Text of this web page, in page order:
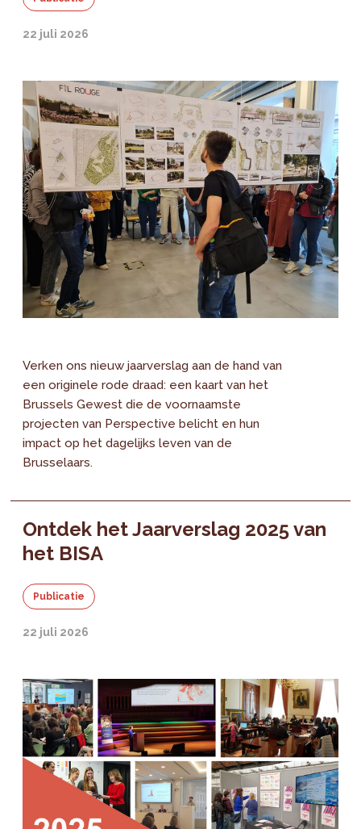
22 juli 2026
Verken ons nieuw jaarverslag aan de hand van
een originele rode draad: een kaart van het
Brussels Gewest die de voornaamste
projecten van Perspective belicht en hun
impact op het dagelijks leven van de
Brusselaars.
Ontdek het Jaarverslag 2025 van
het BISA
Publicatie
22 juli 2026